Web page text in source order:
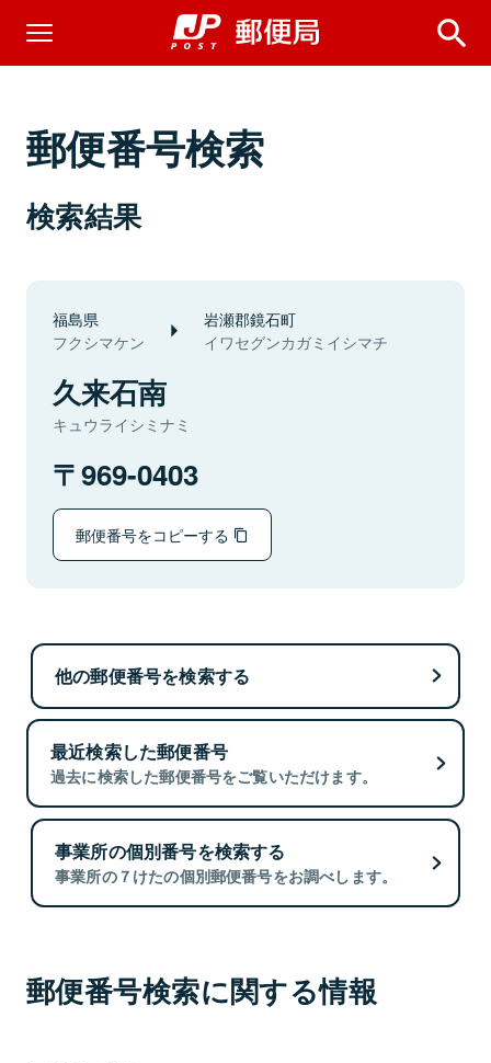
郵便番号検索
検索結果
福島県
フクシマケン
岩瀬郡鏡石町
イワセグンカガミイシマチ
久来石南
キュウライシミナミ
969-0403
郵便番号をコピーする
他の郵便番号を検索する
最近検索した郵便番号
過去に検索した郵便番号をご覧いただけます。
事業所の個別番号を検索する
事業所の７けたの個別郵便番号をお調べします。
郵便番号検索に関する情報